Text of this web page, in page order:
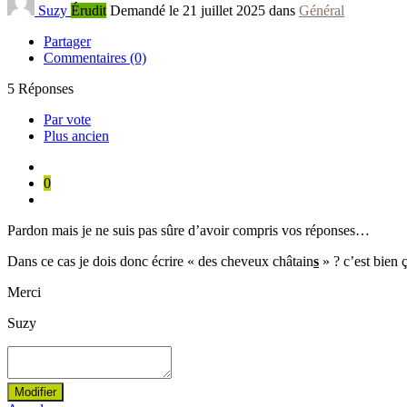
Suzy Érudit Demandé le 21 juillet 2025 dans Général
Partager
Commentaires (0)
5 Réponses
Par vote
Plus ancien
0
Pardon mais je ne suis pas sûre d’avoir compris vos réponses…
Dans ce cas je dois donc écrire « des cheveux châtains » ? c’est bien
Merci
Suzy
Modifier